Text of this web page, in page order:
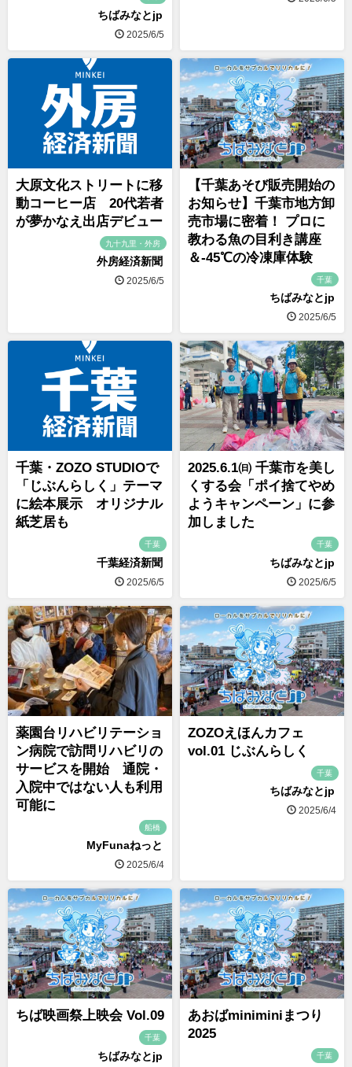
ちばみなとjp
2025/6/5
大原文化ストリートに移
動コーヒー店 20代若者
が夢かなえ出店デビュー
九十九里・外房
外房経済新聞
2025/6/5
【千葉あそび販売開始の
お知らせ】千葉市地方卸
売市場に密着！ プロに
教わる魚の目利き講座
＆-45℃の冷凍庫体験
千葉
ちばみなとjp
2025/6/5
千葉・ZOZO STUDIOで
「じぶんらしく」テーマ
に絵本展示 オリジナル
紙芝居も
千葉
千葉経済新聞
2025/6/5
2025.6.1㈰ 千葉市を美し
くする会「ポイ捨てやめ
ようキャンペーン」に参
加しました
千葉
ちばみなとjp
2025/6/5
薬園台リハビリテーショ
ン病院で訪問リハビリの
サービスを開始 通院・
入院中ではない人も利用
可能に
船橋
MyFunaねっと
2025/6/4
ZOZOえほんカフェ
vol.01 じぶんらしく
千葉
ちばみなとjp
2025/6/4
ちば映画祭上映会 Vol.09
千葉
ちばみなとjp
あおばminiminiまつり
2025
千葉